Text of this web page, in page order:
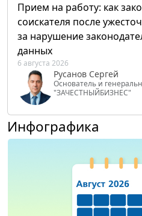
Прием на работу: как
соискателя после
за нарушение
данных
6 августа 2026
Русанов Сергей
Основатель и
"ЗАЧЕСТНЫЙБИЗНЕС"
Инфографика